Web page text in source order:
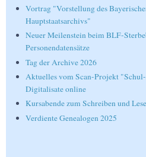
Vortrag "Vorstellung des
Hauptstaatsarchivs"
Neuer Meilenstein beim BLF-
Personendatensätze
Tag der Archive 2026
Aktuelles vom Scan-Projekt
Digitalisate online
Kursabende zum Schreiben und
Verdiente Genealogen 2025